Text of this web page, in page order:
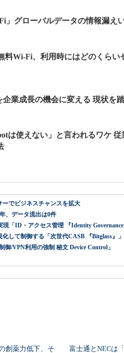
」グローバルデータの情報漏え
料Wi-Fi、利用時にはどのくらい
でビジネスチャンスを拡大
、データ流出は0件
「ID・アクセス管理 『Identity
して制御する「次世代CASB 『Bitglass』」
/VPN利用の強制 秘文 Device Control」
創薬力低下、そ
富士通とNECは